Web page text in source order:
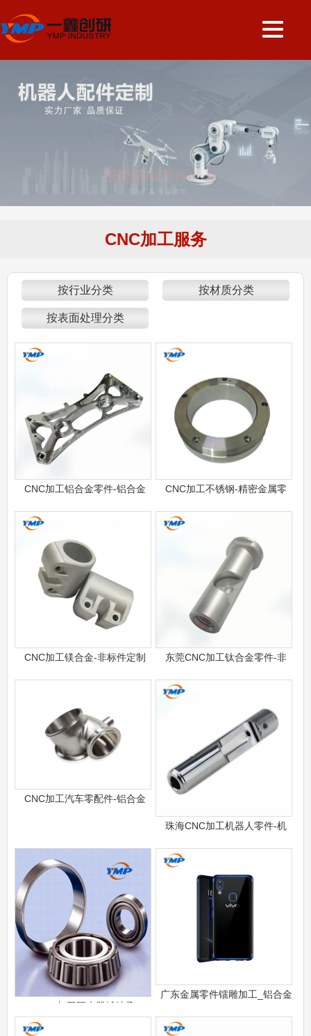
CNC加工服务
按行业分类 按材质分类
按表面处理分类
CNC加工铝合金零件-铝合金 CNC加工不锈钢-精密金属零
CNC加工镁合金-非标件定制 东莞CNC加工钛合金零件-非
CNC加工汽车零配件-铝合金
珠海CNC加工机器人零件-机
CNC加工医疗器械轴承
广东金属零件镭雕加工_铝合金